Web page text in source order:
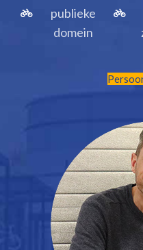
publieke
domein